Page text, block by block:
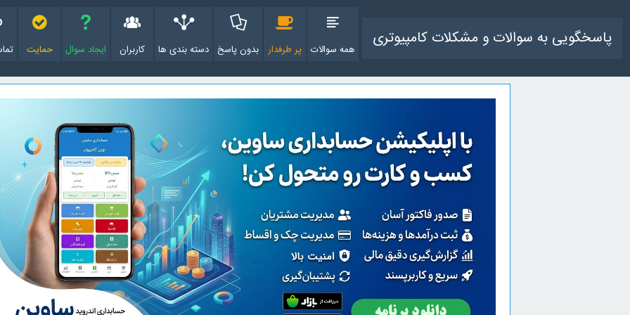
پاسخگویی به سوالات و مشکلات کامپیوتری همه سوالات پر طرفدار بدون پاسخ دسته بندی ها کاربران ایجاد سوال حمایت